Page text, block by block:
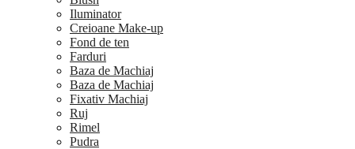
Iluminator
Creioane Make-up
Fond de ten
Farduri
Baza de Machiaj
Baza de Machiaj
Fixativ Machiaj
Ruj
Rimel
Pudra